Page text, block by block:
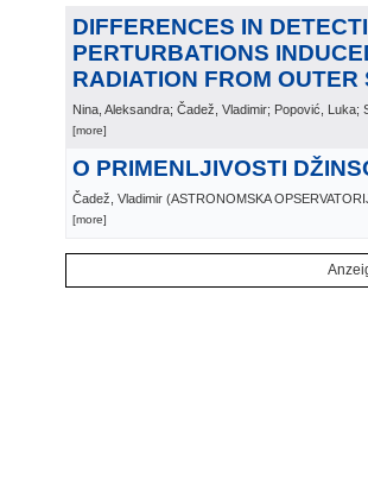
DIFFERENCES IN
PERTURBATIONS
RADIATION FROM
Nina, Aleksandra; Čadež, Vladimir; Popović, Luka;
[more]
O PRIMENLJIVOSTI
Čadež, Vladimir (ASTRONOMSKA
[more]